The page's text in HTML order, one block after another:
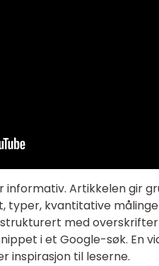
Artikkelen gir
typer, kvantitative
med
i et Google-søk. En
inspirasjon til leserne.